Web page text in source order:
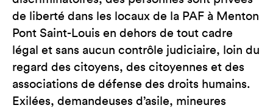
de liberté dans les locaux de la PAF à Menton
Pont Saint-Louis en dehors de tout cadre
légal et sans aucun contrôle judiciaire, loin du
regard des citoyens, des citoyennes et des
associations de défense des droits humains.
Exilées, demandeuses d’asile, mineures